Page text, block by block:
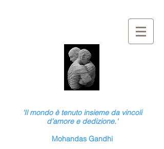
'Il mondo è tenuto insieme da vincoli
d’amore e dedizione.'
Mohandas Gandhi